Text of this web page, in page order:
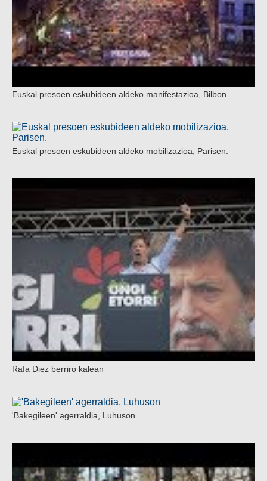
Euskal presoen eskubideen aldeko manifestazioa, Bilbon
Euskal presoen eskubideen aldeko mobilizazioa, Parisen.
Rafa Diez berriro kalean
'Bakegileen' agerraldia, Luhuson